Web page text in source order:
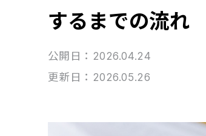
するまでの流れ
公開日：2026.04.24
更新日：2026.05.26